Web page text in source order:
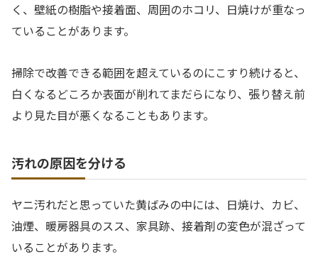
く、壁紙の樹脂や接着面、周囲のホコリ、日焼けが重なっ
ていることがあります。
掃除で改善できる範囲を超えているのにこすり続けると、
白くなるどころか表面が削れてまだらになり、張り替え前
より見た目が悪くなることもあります。
汚れの原因を分ける
ヤニ汚れだと思っていた黄ばみの中には、日焼け、カビ、
油煙、暖房器具のスス、家具跡、接着剤の変色が混ざって
いることがあります。